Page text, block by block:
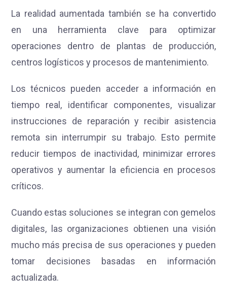
La realidad aumentada también se ha convertido
en una herramienta clave para optimizar
operaciones dentro de plantas de producción,
centros logísticos y procesos de mantenimiento.
Los técnicos pueden acceder a información en
tiempo real, identificar componentes, visualizar
instrucciones de reparación y recibir asistencia
remota sin interrumpir su trabajo. Esto permite
reducir tiempos de inactividad, minimizar errores
operativos y aumentar la eficiencia en procesos
críticos.
Cuando estas soluciones se integran con gemelos
digitales, las organizaciones obtienen una visión
mucho más precisa de sus operaciones y pueden
tomar decisiones basadas en información
actualizada.